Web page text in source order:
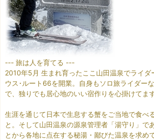
--- 旅は人を育てる ---
2010年5月 生まれ育ったここ山田温泉でライダ
ウス･ルート66を開業。自身もソロ旅ライダー
で、独りでも居心地のいい宿作りを心掛けてます
生涯を通じて日本で生息する蟹をご当地で食べ
と。そして山田温泉の源泉管理者「湯守り」で
とから各地に点在する秘湯・鄙びた温泉を求め